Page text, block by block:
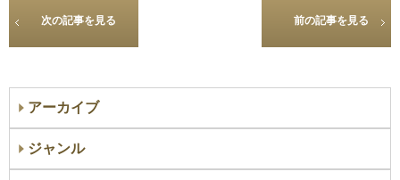
次の記事を見る 前の記事を見る
アーカイブ
ジャンル